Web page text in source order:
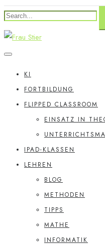
KI
FORTBILDUNG
FLIPPED CLASSROOM
EINSATZ IN
IPAD-KLASSEN
LEHREN
BLOG
METHODEN
TIPPS
MATHE
INFORMATIK